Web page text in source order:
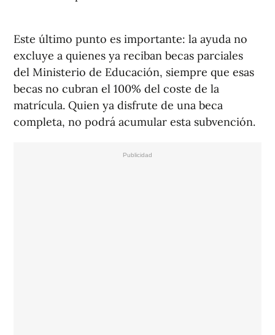
Este último punto es importante: la ayuda no
excluye a quienes ya reciban becas parciales
del Ministerio de Educación, siempre que esas
becas no cubran el 100% del coste de la
matrícula. Quien ya disfrute de una beca
completa, no podrá acumular esta subvención.